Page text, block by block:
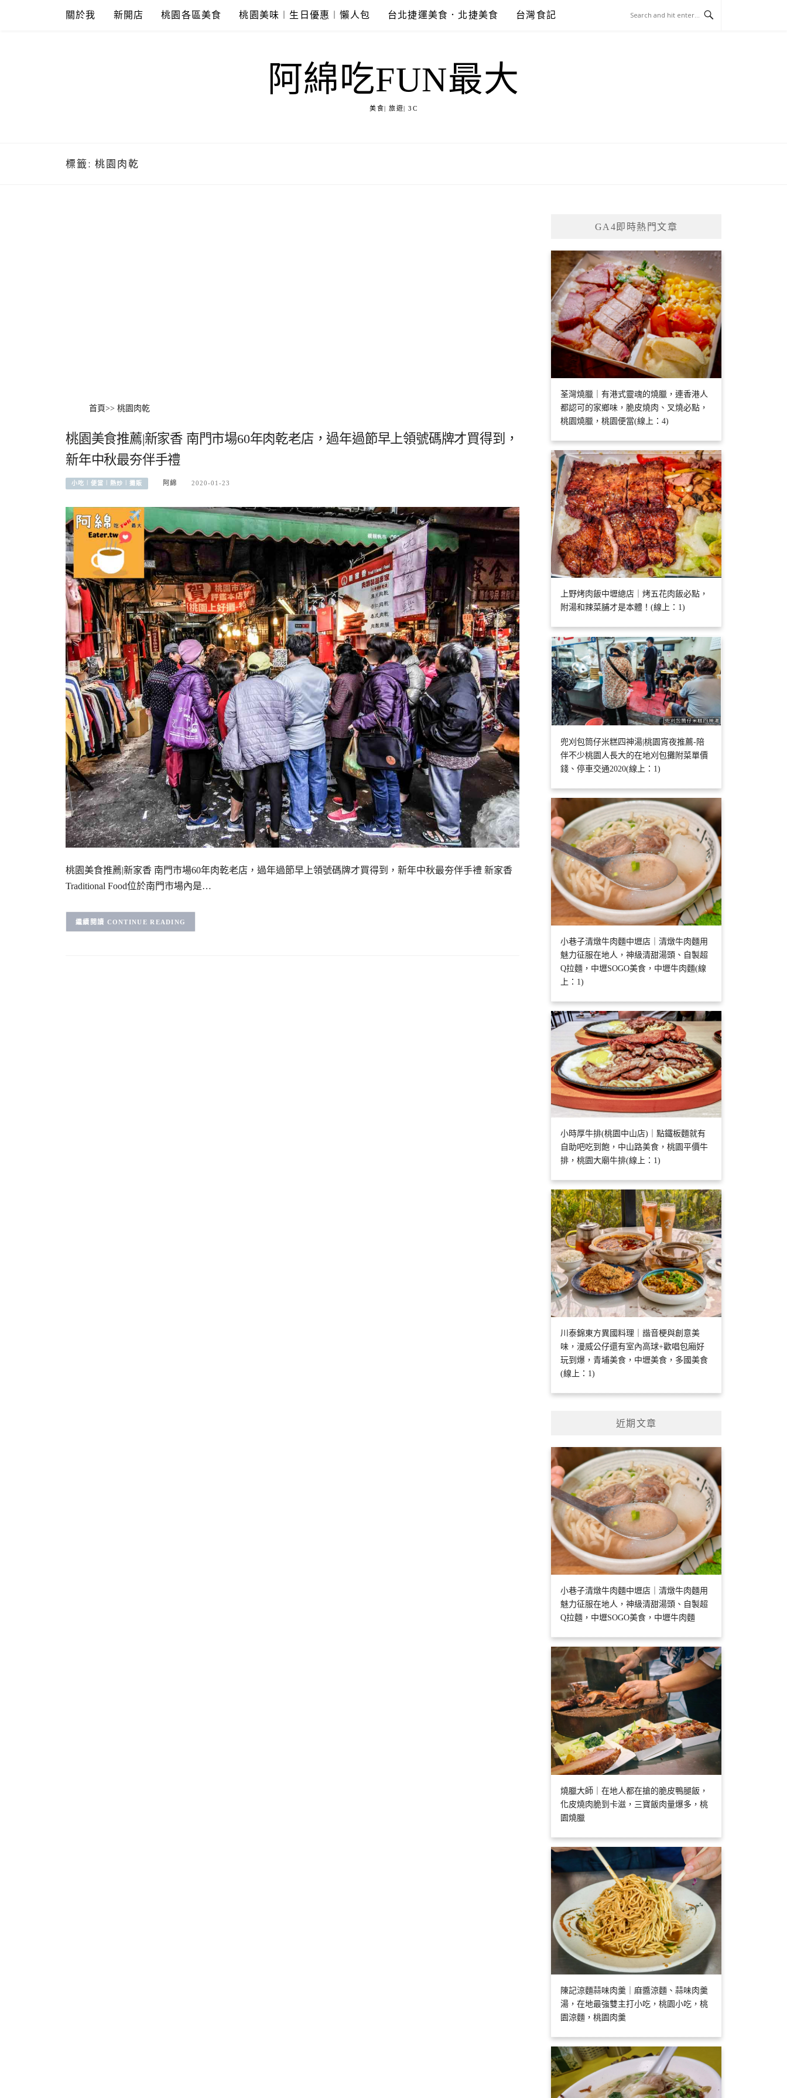
關於我 新開店 桃園各區美食 桃園美味︱生日優惠︱懶人包 台北捷運美食．北捷美食 台灣食記
阿綿吃FUN最大
美食| 旅遊| 3C
標籤: 桃園肉乾
首頁>> 桃園肉乾
桃園美食推薦|新家香 南門市場60年肉乾老店，過年過節早上領號碼牌才買得到，
新年中秋最夯伴手禮
小吃︱便當︱熱炒︱攤販 阿綿 2020-01-23
桃園美食推薦|新家香 南門市場60年肉乾老店，過年過節早上領號碼牌才買得到，新年中秋最夯伴手禮 新家香
Traditional Food位於南門市場內是…
CONTINUE READING
GA4即時熱門文章
荃灣燒臘｜有港式靈魂的燒臘，連香港人
都認可的家鄉味，脆皮燒肉、叉燒必點，
桃園燒臘，桃園便當(線上：4)
上野烤肉飯中壢總店｜烤五花肉飯必點，
附湯和辣菜脯才是本體！(線上：1)
兜刈包筒仔米糕四神湯|桃園宵夜推薦-陪
伴不少桃園人長大的在地刈包攤附菜單價
錢、停車交通2020(線上：1)
小巷子清燉牛肉麵中壢店｜清燉牛肉麵用
魅力征服在地人，神級清甜湯頭、自製超
Q拉麵，中壢SOGO美食，中壢牛肉麵(線
上：1)
小時厚牛排(桃園中山店)｜點鐵板麵就有
自助吧吃到飽，中山路美食，桃園平價牛
排，桃園大廟牛排(線上：1)
川泰錦東方異國料理｜諧音梗與創意美
味，漫威公仔還有室內高球+歡唱包廂好
玩到爆，青埔美食，中壢美食，多國美食
(線上：1)
近期文章
小巷子清燉牛肉麵中壢店｜清燉牛肉麵用
魅力征服在地人，神級清甜湯頭、自製超
Q拉麵，中壢SOGO美食，中壢牛肉麵
燒臘大師｜在地人都在搶的脆皮鴨腿飯，
化皮燒肉脆到卡滋，三寶飯肉量爆多，桃
園燒臘
陳記涼麵蒜味肉羹｜麻醬涼麵、蒜味肉羹
湯，在地最強雙主打小吃，桃園小吃，桃
園涼麵，桃園肉羹